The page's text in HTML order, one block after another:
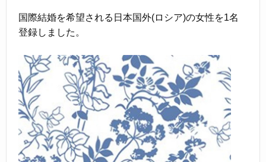
国際結婚を希望される日本国外(ロシア)の女性を1名
登録しました。